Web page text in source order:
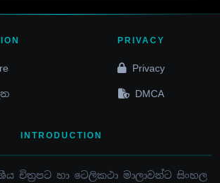
PRIVACY
Privacy
DMCA
INTRODUCTION
චිත්‍රපට හා ටෙලිකථා මාලාවන්ට සිංහල